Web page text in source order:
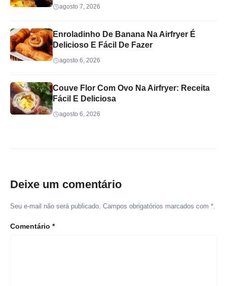
agosto 7, 2026
Enroladinho De Banana Na Airfryer É
Delicioso E Fácil De Fazer
agosto 6, 2026
Couve Flor Com Ovo Na Airfryer: Receita
Fácil E Deliciosa
agosto 6, 2026
Deixe um comentário
Seu e-mail não será publicado. Campos obrigatórios marcados com *.
Comentário *